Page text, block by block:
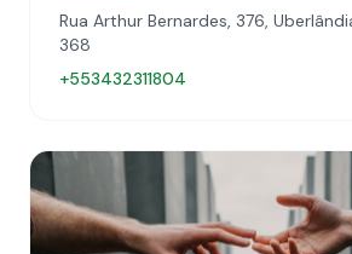
Rua Arthur Bernardes, 376,
368
+553432311804